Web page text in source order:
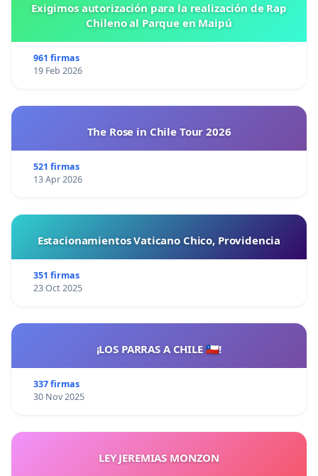
Exigimos autorización para la realización de Rap
Chileno al Parque en Maipú
961 firmas
19 Feb 2026
The Rose in Chile Tour 2026
521 firmas
13 Apr 2026
Estacionamientos Vaticano Chico, Providencia
351 firmas
23 Oct 2025
¡LOS PARRAS A CHILE 🇨🇱!
337 firmas
30 Nov 2025
LEY JEREMIAS MONZON